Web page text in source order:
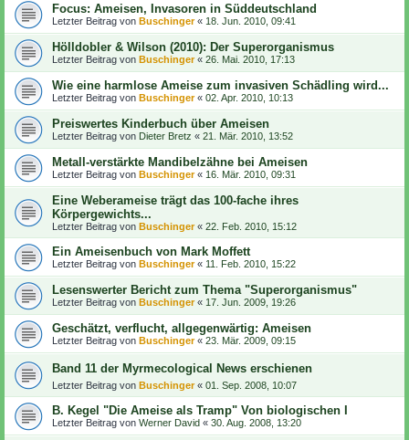
Focus: Ameisen, Invasoren in Süddeutschland
Letzter Beitrag von Buschinger« 18. Jun. 2010, 09:41
Hölldobler & Wilson (2010): Der Superorganismus
Letzter Beitrag von Buschinger« 26. Mai. 2010, 17:13
Wie eine harmlose Ameise zum invasiven Schädling wird...
Letzter Beitrag von Buschinger« 02. Apr. 2010, 10:13
Preiswertes Kinderbuch über Ameisen
Letzter Beitrag von Dieter Bretz « 21. Mär. 2010, 13:52
Metall-verstärkte Mandibelzähne bei Ameisen
Letzter Beitrag von Buschinger« 16. Mär. 2010, 09:31
Eine Weberameise trägt das 100-fache ihres
Körpergewichts...
Letzter Beitrag von Buschinger« 22. Feb. 2010, 15:12
Ein Ameisenbuch von Mark Moffett
Letzter Beitrag von Buschinger« 11. Feb. 2010, 15:22
Lesenswerter Bericht zum Thema "Superorganismus"
Letzter Beitrag von Buschinger« 17. Jun. 2009, 19:26
Geschätzt, verflucht, allgegenwärtig: Ameisen
Letzter Beitrag von Buschinger« 23. Mär. 2009, 09:15
Band 11 der Myrmecological News erschienen
Letzter Beitrag von Buschinger« 01. Sep. 2008, 10:07
B. Kegel "Die Ameise als Tramp" Von biologischen I
Letzter Beitrag von Werner David « 30. Aug. 2008, 13:20